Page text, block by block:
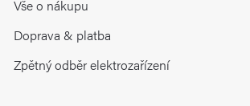
Vše o nákupu
Doprava & platba
Zpětný odběr elektrozařízení